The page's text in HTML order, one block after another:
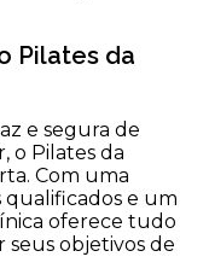
Pilates da
e segura de
o Pilates da
Com uma
e um
oferece tudo
seus objetivos de